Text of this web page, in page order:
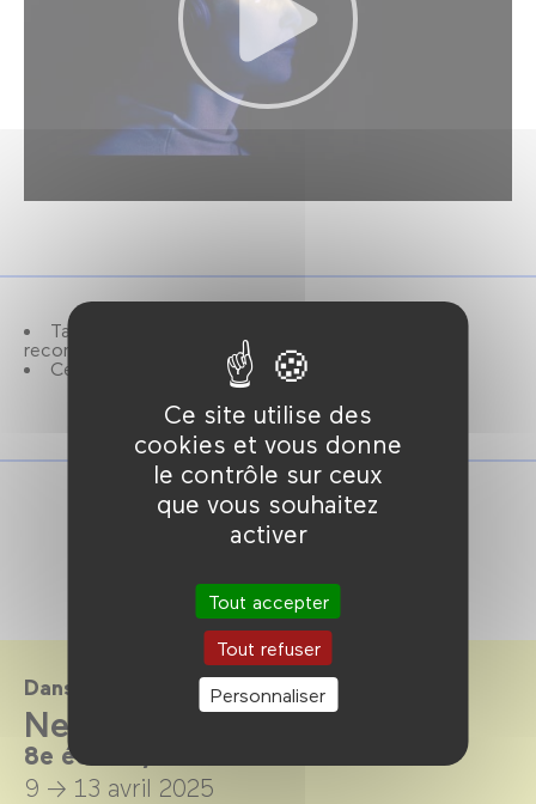
Ce site utilise des
cookies et vous donne
le contrôle sur ceux
que vous souhaitez
activer
Tout accepter
Tout refuser
Personnaliser
Tarif unique : 4 €. Capacité limitée, réservation
recommandée
Cette séance a lieu au Forum des images.
Dans le cadre de
NewImages Festival 2025
8e édition, du 9 au 13 avril 2025
9 → 13 avril 2025